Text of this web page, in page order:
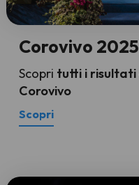
Corovivo 2025
Scopri tutti i risultati
Corovivo
Scopri